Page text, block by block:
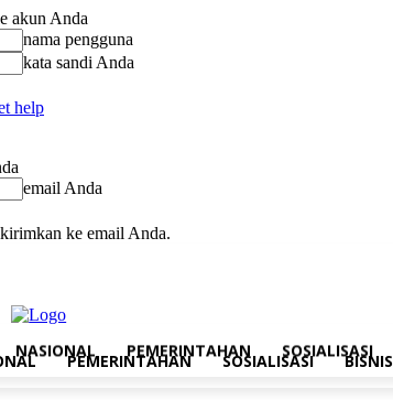
akun Anda
nama pengguna
kata sandi Anda
help
email Anda
ke email Anda.
PEMERINTAHAN SOSIALISASI BISNIS
NASIONAL PEMERINTAHAN SOSIALISASI